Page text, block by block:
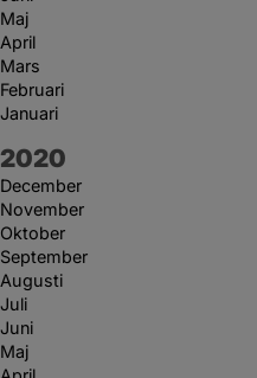
Maj
April
Mars
Februari
Januari
År:
2020
December
November
Oktober
September
Augusti
Juli
Juni
Maj